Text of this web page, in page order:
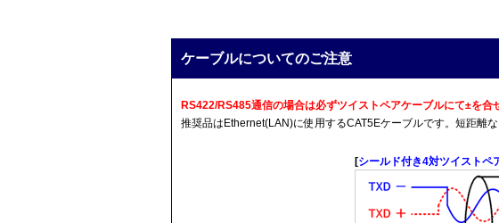
ケーブルについてのご注意
RS422/RS485通信の場合は必ずツイストペアケーブルにて±を合
推奨品はEthernet(LAN)に使用するCAT5Eケーブルです。短距離
[シールド付き4対ツイストペ